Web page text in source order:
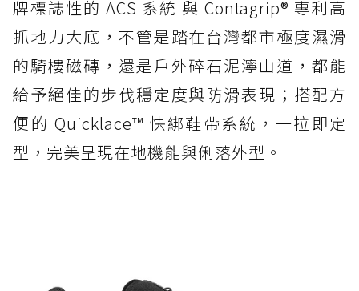
牌標誌性的 ACS 系統 與 Contagrip® 專利高
抓地力大底，不管是踏在台灣都市極度濕滑
的騎樓磁磚，還是戶外碎石泥濘山道，都能
給予絕佳的步伐穩定度與防滑表現；搭配方
便的 Quicklace™ 快綁鞋帶系統，一拉即定
型，完美呈現在地機能與俐落外型。